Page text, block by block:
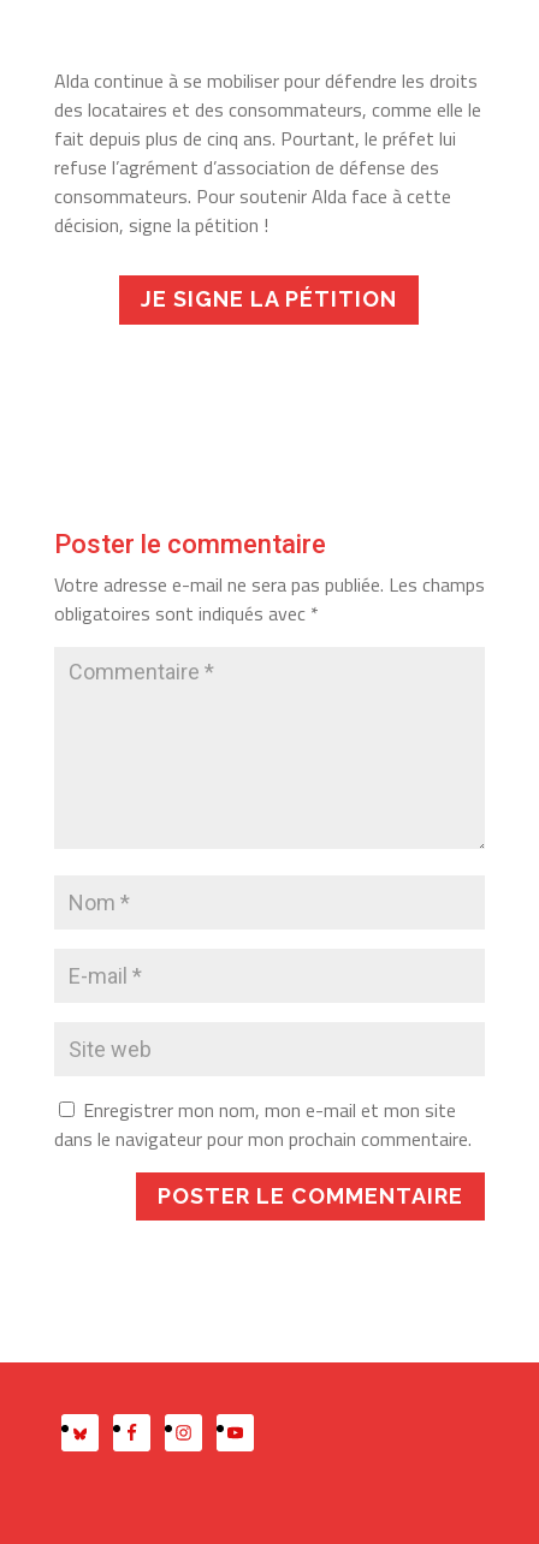
Alda continue à se mobiliser pour défendre les droits
des locataires et des consommateurs, comme elle le
fait depuis plus de cinq ans. Pourtant, le préfet lui
refuse l’agrément d’association de défense des
consommateurs. Pour soutenir Alda face à cette
décision, signe la pétition !
JE SIGNE LA PÉTITION
Poster le commentaire
Votre adresse e-mail ne sera pas publiée. Les champs
obligatoires sont indiqués avec *
Enregistrer mon nom, mon e-mail et mon site
dans le navigateur pour mon prochain commentaire.